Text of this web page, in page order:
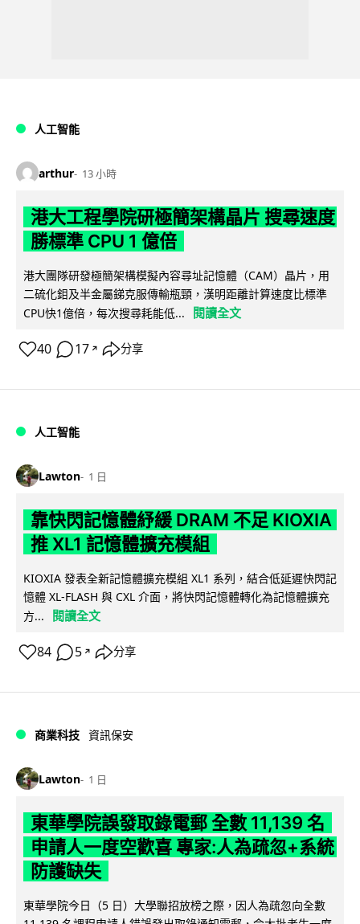
人工智能
arthur 13 小時
港大工程學院研極簡架構晶片 搜尋速度
勝標準 CPU 1 億倍
港大團隊研發極簡架構模擬內容尋址記憶體（CAM）晶片，用
二硫化鉬及半金屬銻克服傳輸瓶頸，漢明距離計算速度比標準
CPU快1億倍，每次搜尋耗能低...
閱讀全文
40 17 ↗ 分享
人工智能
Lawton 1 日
靠快閃記憶體紓緩 DRAM 不足 KIOXIA
推 XL1 記憶體擴充模組
KIOXIA 發表全新記憶體擴充模組 XL1 系列，結合低延遲快閃記
憶體 XL-FLASH 與 CXL 介面，將快閃記憶體轉化為記憶體擴充
方...
閱讀全文
84 5 ↗ 分享
商業科技 資訊保安
Lawton 1 日
東華學院誤發取錄電郵 全數 11,139 名
申請人一度空歡喜 專家:人為疏忽+系統
防護缺失
東華學院今日（5 日）大學聯招放榜之際，因人為疏忽向全數